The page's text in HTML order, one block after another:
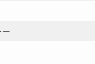
ー